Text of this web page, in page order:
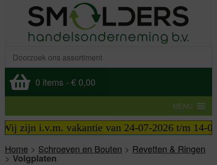
0 items - € 0,00
MENU
i.v.m. vakantie van 24-07-2026 t/m 14-08-
Home > Schroeven en Bouten > Revetten & Ringen
>Volgplaten